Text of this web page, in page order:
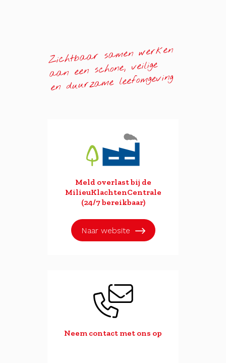
Zichtbaar samen werken
aan een schone, veilige
en duurzame leefomgeving
Meld overlast bij de
MilieuKlachtenCentrale
(24/7 bereikbaar)
Naar website
Neem contact met ons op